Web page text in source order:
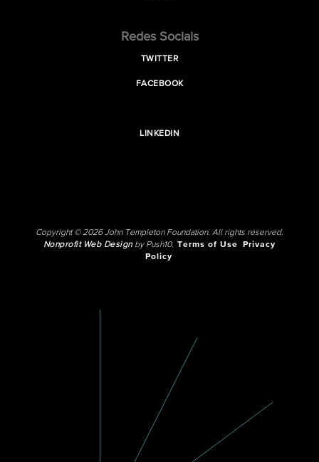
Redes Sociais
TWITTER
FACEBOOK
LINKEDIN
Copyright © 2026 John Templeton Foundation. All rights reserved.
Nonprofit Web Designby Push10. Terms of Use
Privacy
Policy